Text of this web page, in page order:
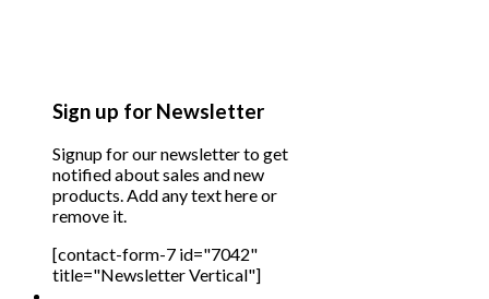
Sign up for Newsletter
Signup for our newsletter to get
notified about sales and new
products. Add any text here or
remove it.
[contact-form-7 id="7042"
title="Newsletter Vertical"]